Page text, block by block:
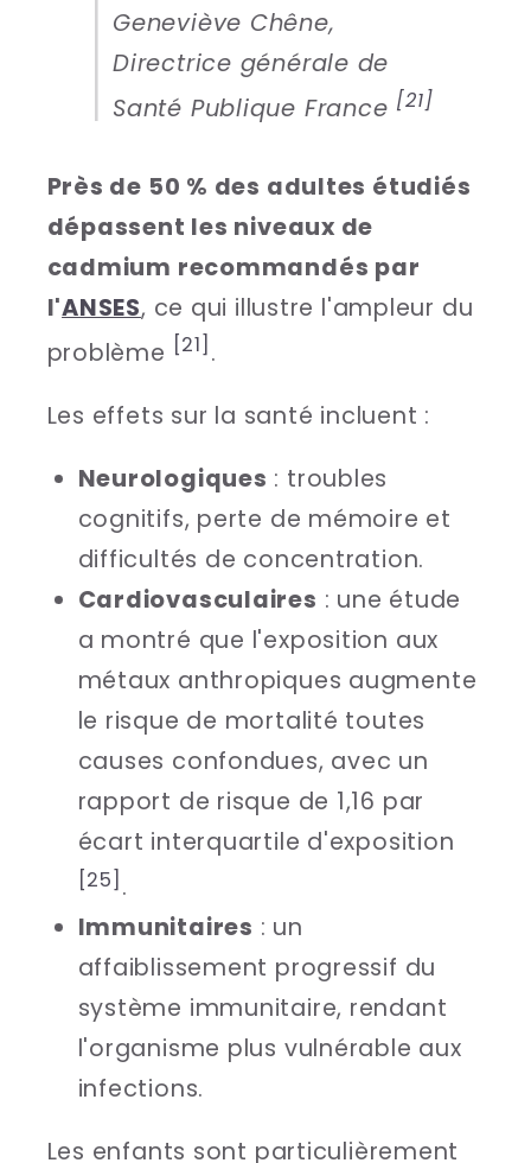
Geneviève Chêne,
Directrice générale de
Santé Publique France [21]
Près de 50 % des adultes étudiés
dépassent les niveaux de
cadmium recommandés par
l'ANSES, ce qui illustre l'ampleur du
problème [21] .
Les effets sur la santé incluent :
Neurologiques : troubles
cognitifs, perte de mémoire et
difficultés de concentration.
Cardiovasculaires : une étude
a montré que l'exposition aux
métaux anthropiques augmente
le risque de mortalité toutes
causes confondues, avec un
rapport de risque de 1,16 par
écart interquartile d'exposition
[25] .
Immunitaires : un
affaiblissement progressif du
système immunitaire, rendant
l'organisme plus vulnérable aux
infections.
Les enfants sont particulièrement